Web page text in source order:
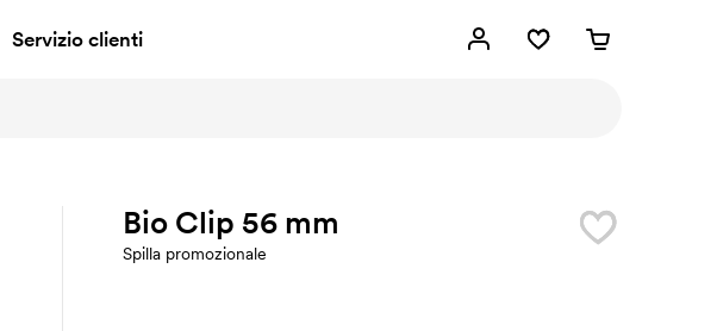
Servizio clienti
Bio Clip 56 mm
Spilla promozionale